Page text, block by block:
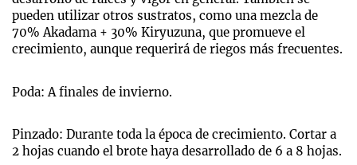
pueden utilizar otros sustratos, como una mezcla de
70% Akadama + 30% Kiryuzuna, que promueve el
crecimiento, aunque requerirá de riegos más frecuentes.
Poda: A finales de invierno.
Pinzado: Durante toda la época de crecimiento. Cortar a
2 hojas cuando el brote haya desarrollado de 6 a 8 hojas.